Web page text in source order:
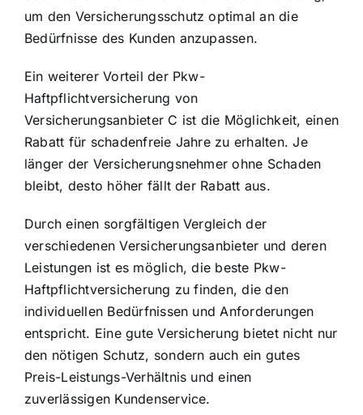
um den Versicherungsschutz optimal an die
Bedürfnisse des Kunden anzupassen.
Ein weiterer Vorteil der Pkw-
Haftpflichtversicherung von
Versicherungsanbieter C ist die Möglichkeit, einen
Rabatt für schadenfreie Jahre zu erhalten. Je
länger der Versicherungsnehmer ohne Schaden
bleibt, desto höher fällt der Rabatt aus.
Durch einen sorgfältigen Vergleich der
verschiedenen Versicherungsanbieter und deren
Leistungen ist es möglich, die beste Pkw-
Haftpflichtversicherung zu finden, die den
individuellen Bedürfnissen und Anforderungen
entspricht. Eine gute Versicherung bietet nicht nur
den nötigen Schutz, sondern auch ein gutes
Preis-Leistungs-Verhältnis und einen
zuverlässigen Kundenservice.